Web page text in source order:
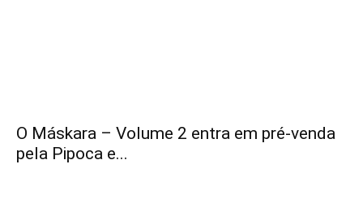
O Máskara – Volume 2 entra em pré-venda
pela Pipoca e...